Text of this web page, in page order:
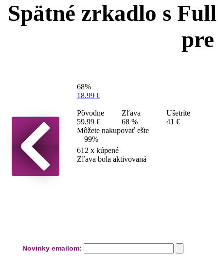
Spätné zrkadlo s
68%
18.99 €
Pôvodne
59.99 €
Zľava
68 %
Ušetríte
41 €
Môžete nakupovať ešte
99%
612 x kúpené
Zľava bola aktivovaná
Novinky emailom: